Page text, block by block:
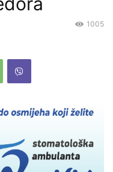
1005